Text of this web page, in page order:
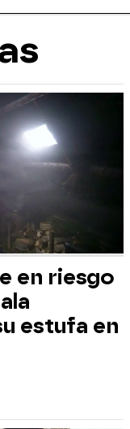
en riesgo
estufa en